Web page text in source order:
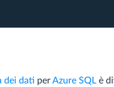
dei dati perAzure SQL è